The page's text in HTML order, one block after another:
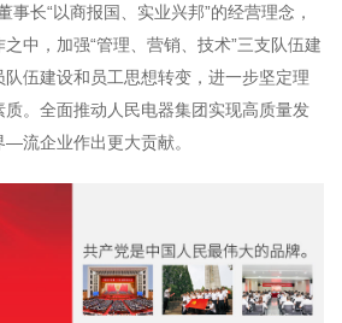
事长“以商报国、实业兴邦”的经营理念，
中，加强“管理、营销、技术”三支队伍建
伍建设和员工思想转变，进一步坚定理
。全面推动人民电器集团实现高质量发
流企业作出更大贡献。